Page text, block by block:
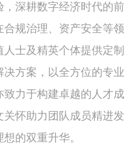
深耕数字经济时代的前
规治理、资产安全等领
士及精英个体提供定制
方案，以全方位的专业
力于构建卓越的人才成
怀助力团队成员精进发
的双重升华。